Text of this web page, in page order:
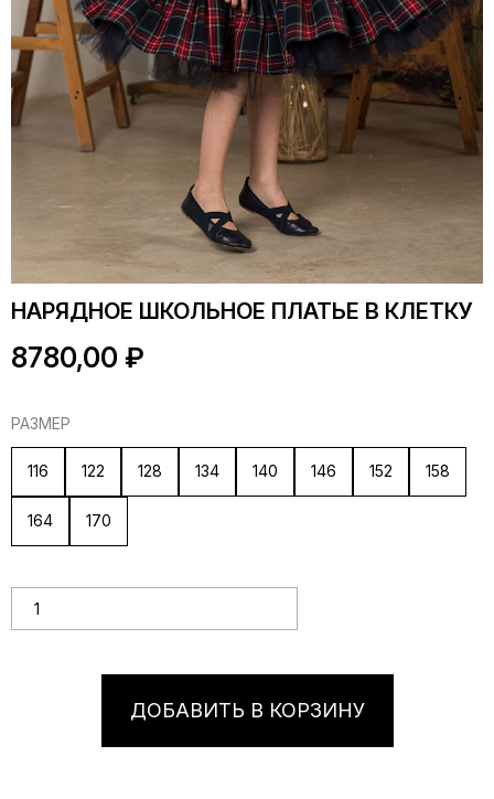
НАРЯДНОЕ ШКОЛЬНОЕ ПЛАТЬЕ В КЛЕТКУ
8780,00 ₽
РАЗМЕР
116 122 128 134 140 146 152 158
164 170
ДОБАВИТЬ В КОРЗИНУ